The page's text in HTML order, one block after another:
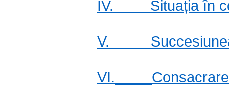
IV.
Situația în
V.
VI.